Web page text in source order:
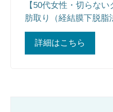
【50代女性・切らな
肪取り（経結膜下脱脂
詳細はこちら